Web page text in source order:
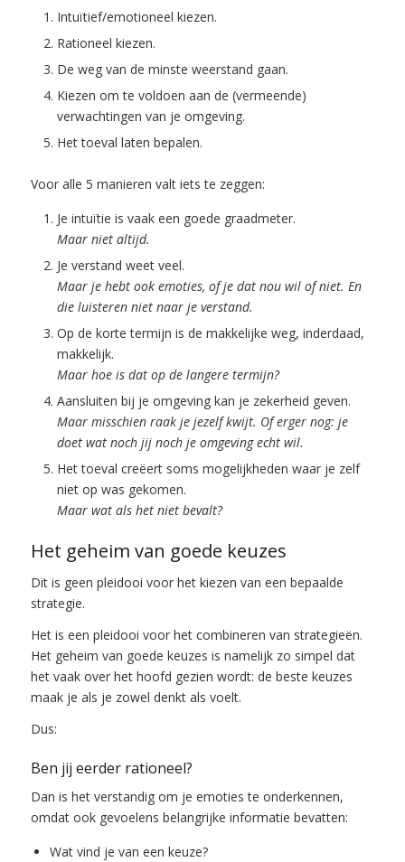
Intuïtief/emotioneel kiezen.
Rationeel kiezen.
De weg van de minste weerstand gaan.
Kiezen om te voldoen aan de (vermeende)
verwachtingen van je omgeving.
Het toeval laten bepalen.
Voor alle 5 manieren valt iets te zeggen:
Je intuïtie is vaak een goede graadmeter.
Maar niet altijd.
Je verstand weet veel.
Maar je hebt ook emoties, of je dat nou wil of niet. En
die luisteren niet naar je verstand.
Op de korte termijn is de makkelijke weg, inderdaad,
makkelijk.
Maar hoe is dat op de langere termijn?
Aansluiten bij je omgeving kan je zekerheid geven.
Maar misschien raak je jezelf kwijt. Of erger nog: je
doet wat noch jij noch je omgeving echt wil.
Het toeval creëert soms mogelijkheden waar je zelf
niet op was gekomen.
Maar wat als het niet bevalt?
Het geheim van goede keuzes
Dit is geen pleidooi voor het kiezen van een bepaalde
strategie.
Het is een pleidooi voor het combineren van strategieën.
Het geheim van goede keuzes is namelijk zo simpel dat
het vaak over het hoofd gezien wordt: de beste keuzes
maak je als je zowel denkt als voelt.
Dus:
Ben jij eerder rationeel?
Dan is het verstandig om je emoties te onderkennen,
omdat ook gevoelens belangrijke informatie bevatten:
Wat vind je van een keuze?